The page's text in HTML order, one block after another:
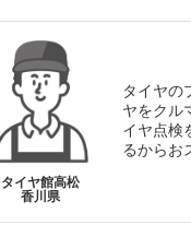
タイヤ館高松
香川県
タイヤの
ヤをクル
イヤ点検
るからお